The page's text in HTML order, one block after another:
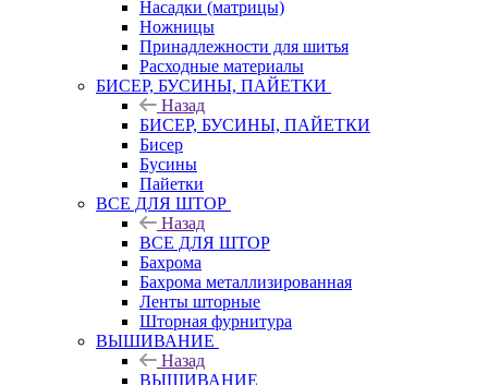
Насадки (матрицы)
Ножницы
Принадлежности для шитья
Расходные материалы
БИСЕР, БУСИНЫ, ПАЙЕТКИ
Назад
БИСЕР, БУСИНЫ, ПАЙЕТКИ
Бисер
Бусины
Пайетки
ВСЕ ДЛЯ ШТОР
Назад
ВСЕ ДЛЯ ШТОР
Бахрома
Бахрома металлизированная
Ленты шторные
Шторная фурнитура
ВЫШИВАНИЕ
Назад
ВЫШИВАНИЕ